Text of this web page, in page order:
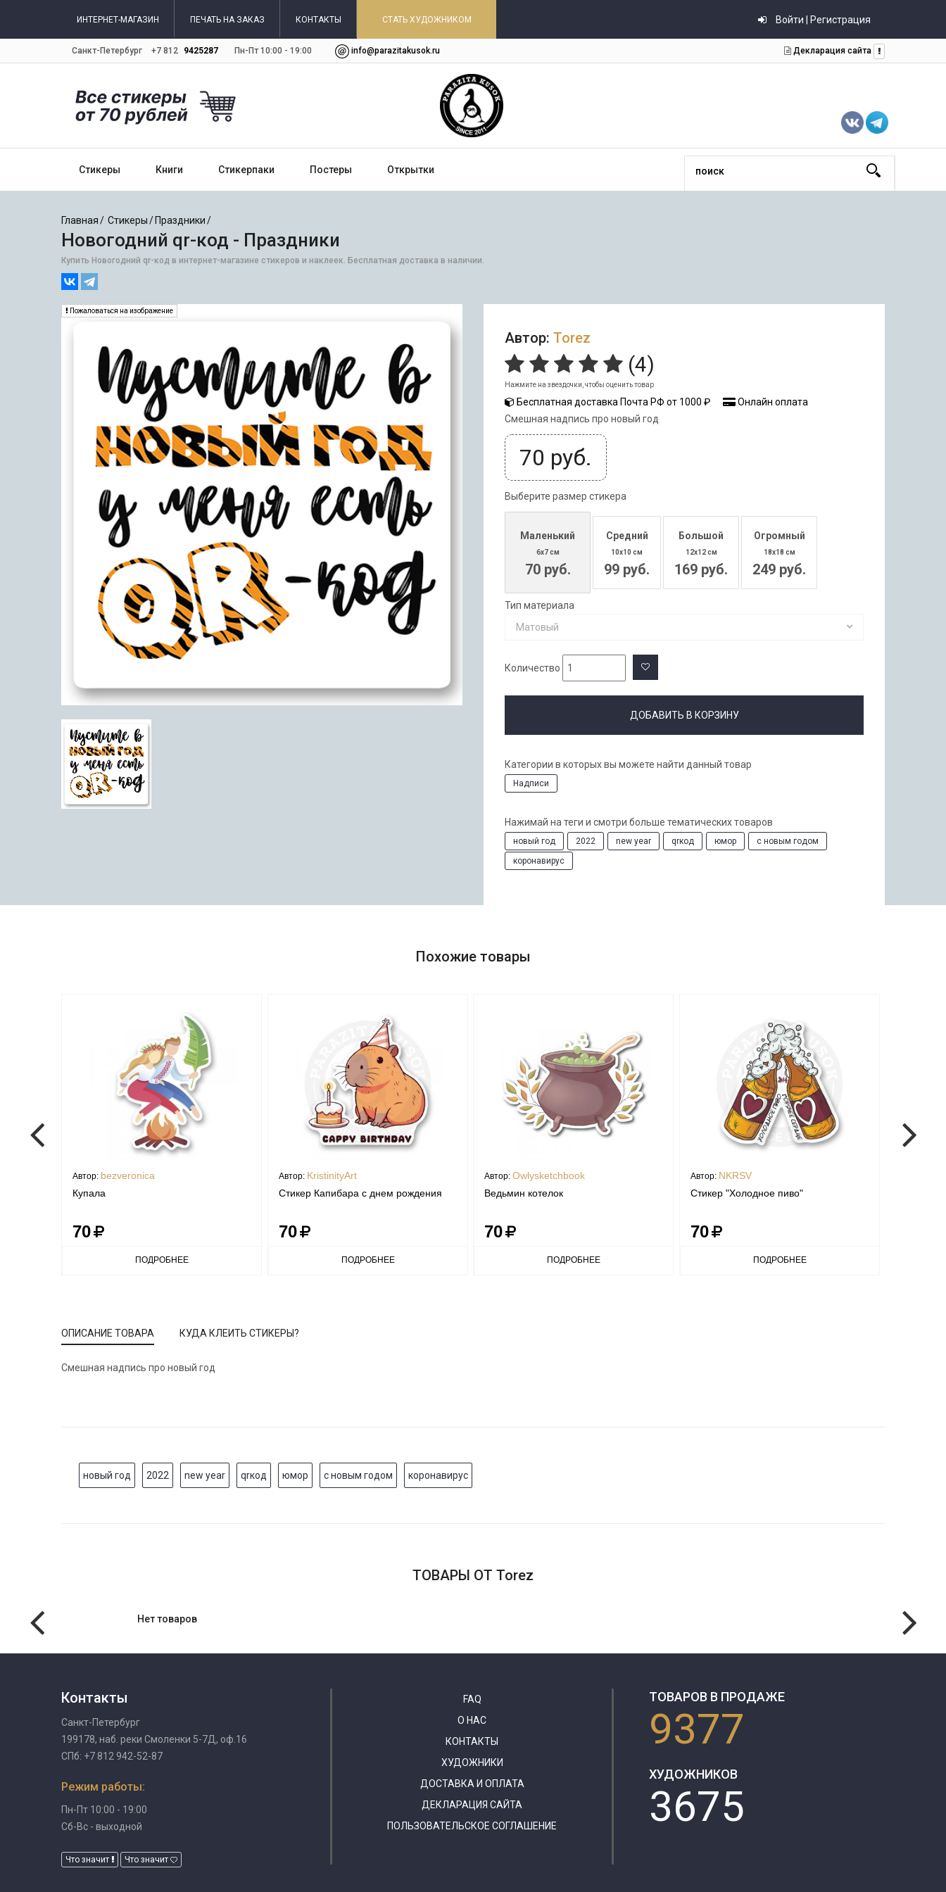
ИНТЕРНЕТ-МАГАЗИН ПЕЧАТЬ НА ЗАКАЗ КОНТАКТЫ СТАТЬ ХУДОЖНИКОМ Войти | Регистрация
Санкт-Петербург +7 812 9425287 Пн-Пт 10:00 - 19:00 info@parazitakusok.ru Декларация сайта
Стикеры Книги Стикерпаки Постеры Открытки
Главная Стикеры Праздники
Новогодний qr-код - Праздники
Купить Новогодний qr-код в интернет-магазине стикеров и наклеек. Бесплатная доставка в наличии.
Пожаловаться на изображение
Автор: Torez
(4)
Нажмите на звездочки, чтобы оценить товар
Бесплатная доставка Почта РФ от 1000 ₽
Онлайн оплата
Смешная надпись про новый год
70 руб.
Выберите размер стикера
Маленький
6x7 см
70 руб.
Средний
10x10 см
99 руб.
Большой
12x12 см
169 руб.
Огромный
18x18 см
249 руб.
Тип материала
Матовый
Количество
ДОБАВИТЬ В КОРЗИНУ
Категории в которых вы можете найти данный товар
Надписи
Нажимай на теги и смотри больше тематических товаров
новый год 2022 new year qrкод юмор
с новым годом
коронавирус
Похожие товары
Автор: bezveronica
Купала
70
ПОДРОБНЕЕ
Автор: KristinityArt
Стикер Капибара с днем рождения
70
ПОДРОБНЕЕ
Автор: Owlysketchbook
Ведьмин котелок
70
ПОДРОБНЕЕ
Автор: NKRSV
Стикер "Холодное пиво"
70
ПОДРОБНЕЕ
ОПИСАНИЕ ТОВАРА КУДА КЛЕИТЬ СТИКЕРЫ?
Смешная надпись про новый год
новый год 2022 new year qrкод юмор с новым годом коронавирус
ТОВАРЫ ОТ Torez
Нет товаров
Контакты
Санкт-Петербург
199178, наб. реки Смоленки 5-7Д, оф.16
СПб: +7 812 942-52-87
Режим работы:
Пн-Пт 10:00 - 19:00
Сб-Вс - выходной
Что значит Что значит
FAQ
О НАС
КОНТАКТЫ
ХУДОЖНИКИ
ДОСТАВКА И ОПЛАТА
ДЕКЛАРАЦИЯ САЙТА
ПОЛЬЗОВАТЕЛЬСКОЕ СОГЛАШЕНИЕ
ТОВАРОВ В ПРОДАЖЕ
9377
ХУДОЖНИКОВ
3675